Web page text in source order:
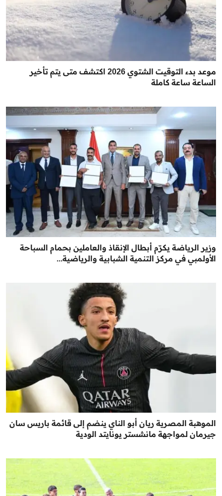
موعد بدء التوقيت الشتوي 2026 اكتشف متى يتم تأخير
الساعة ساعة كاملة
وزير الرياضة يكرّم أبطال الإنقاذ والعاملين بحمام السباحة
الأولمبي في مركز التنمية الشبابية والرياضية...
الموهبة المصرية ريان أبو الناي ينضم إلى قائمة باريس سان
جيرمان لمواجهة مانشستر يونايتد الودية